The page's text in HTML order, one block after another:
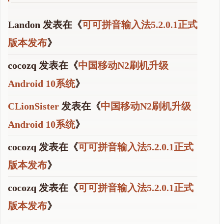
Landon 发表在《可可拼音输入法5.2.0.1正式
版本发布》
cocozq 发表在《中国移动N2刷机升级
Android 10系统》
CLionSister 发表在《中国移动N2刷机升级
Android 10系统》
cocozq 发表在《可可拼音输入法5.2.0.1正式
版本发布》
cocozq 发表在《可可拼音输入法5.2.0.1正式
版本发布》